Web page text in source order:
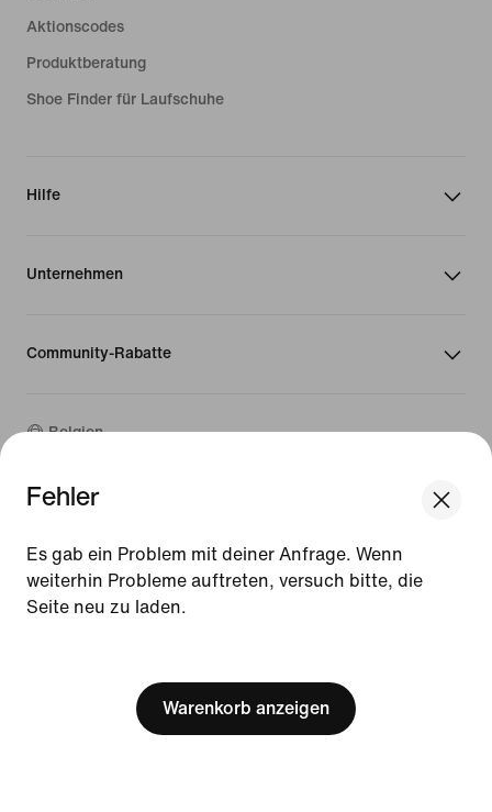
Update your location?
Belgien
Fehler
Es gab ein Problem mit deiner Anfrage. Wenn
weiterhin Probleme auftreten, versuch bitte, die
Seite neu zu laden.
Warenkorb anzeigen
Aktionscodes
Produktberatung
Shoe Finder für Laufschuhe
Hilfe
Unternehmen
Community-Rabatte
Belgien
© 2026Nike, Inc. Alle Rechte vorbehalten
Nutzungsbedingungen
Verkaufsbedingungen
Impressum